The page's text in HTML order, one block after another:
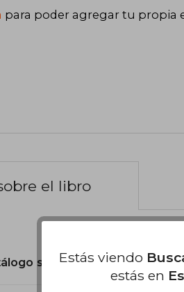
para poder agregar tu propia
el libro
son Originales.
Estás viendo
estás en